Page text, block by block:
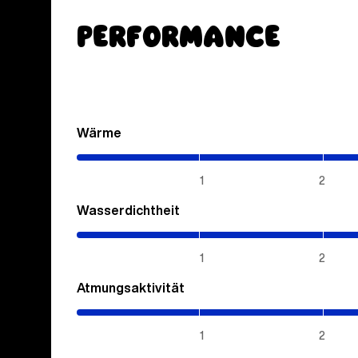
Performance
Wärme
1 2
Wasserdichtheit
1 2
Atmungsaktivität
1 2